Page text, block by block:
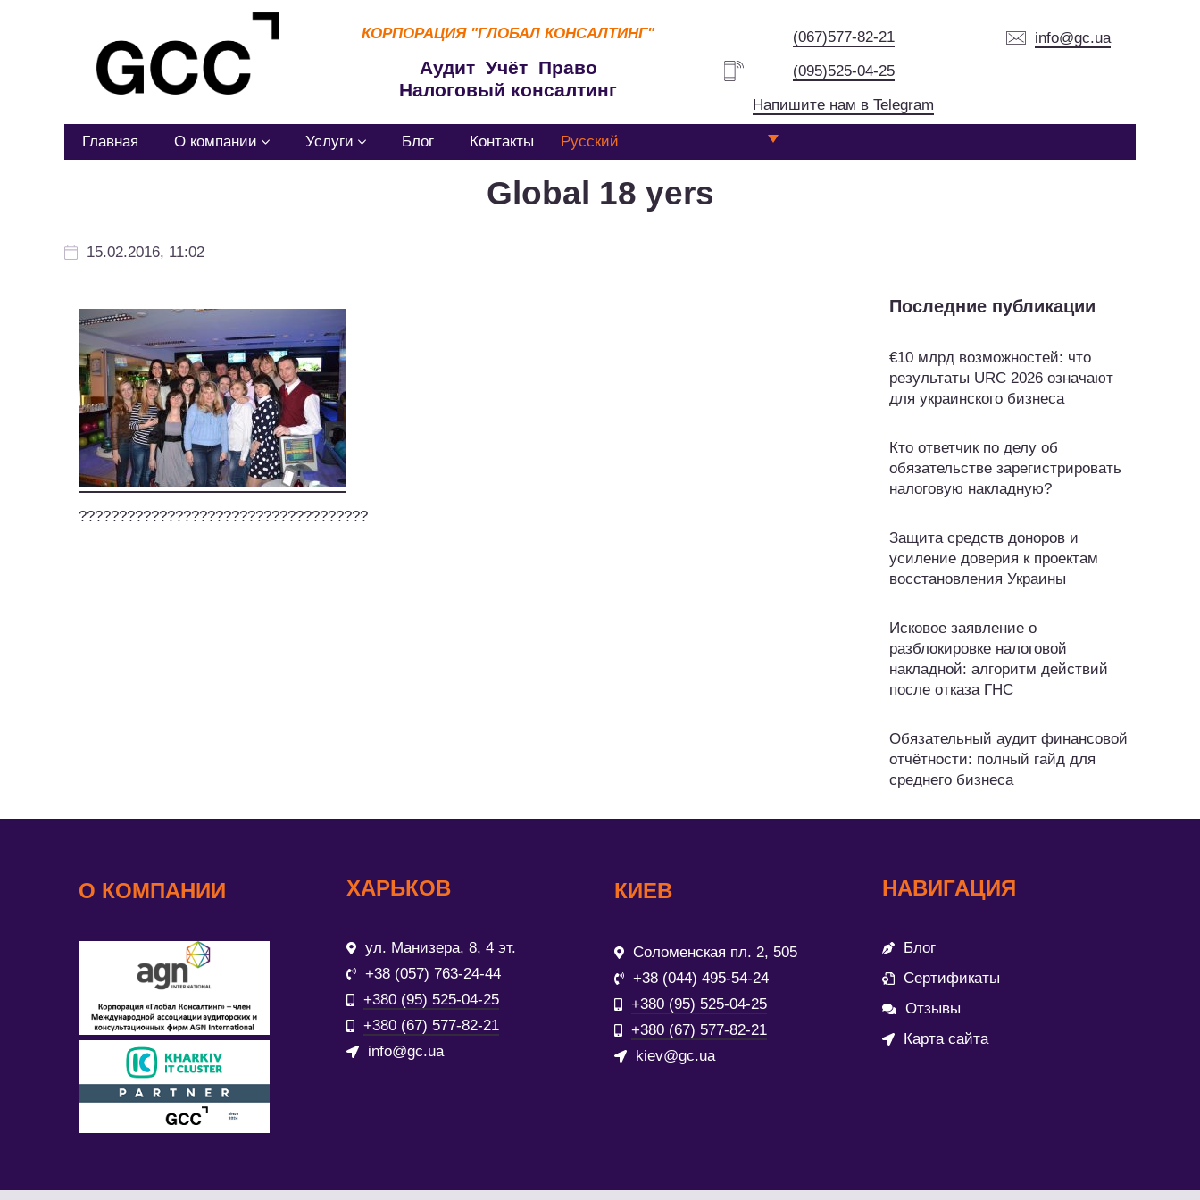
КОРПОРАЦИЯ "ГЛОБАЛ КОНСАЛТИНГ"
Аудит Учёт Право
Налоговый консалтинг
(067)577-82-21
(095)525-04-25
Напишите нам в Telegram
info@gc.ua
Главная О компании Услуги Блог Контакты Русский
Global 18 yers
15.02.2016, 11:02
????????????????????????????????????
Последние публикации
€10 млрд возможностей: что
результаты URC 2026 означают
для украинского бизнеса
Кто ответчик по делу об
обязательстве зарегистрировать
налоговую накладную?
Защита средств доноров и
усиление доверия к проектам
восстановления Украины
Исковое заявление о
разблокировке налоговой
накладной: алгоритм действий
после отказа ГНС
Обязательный аудит финансовой
отчётности: полный гайд для
среднего бизнеса
О КОМПАНИИ ХАРЬКОВ
ул. Манизера, 8, 4 эт.
+38 (057) 763-24-44
+380 (95) 525-04-25
+380 (67) 577-82-21
info@gc.ua
КИЕВ
Соломенская пл. 2, 505
+38 (044) 495-54-24
+380 (95) 525-04-25
+380 (67) 577-82-21
kiev@gc.ua
НАВИГАЦИЯ
Блог
Сертификаты
Отзывы
Карта сайта